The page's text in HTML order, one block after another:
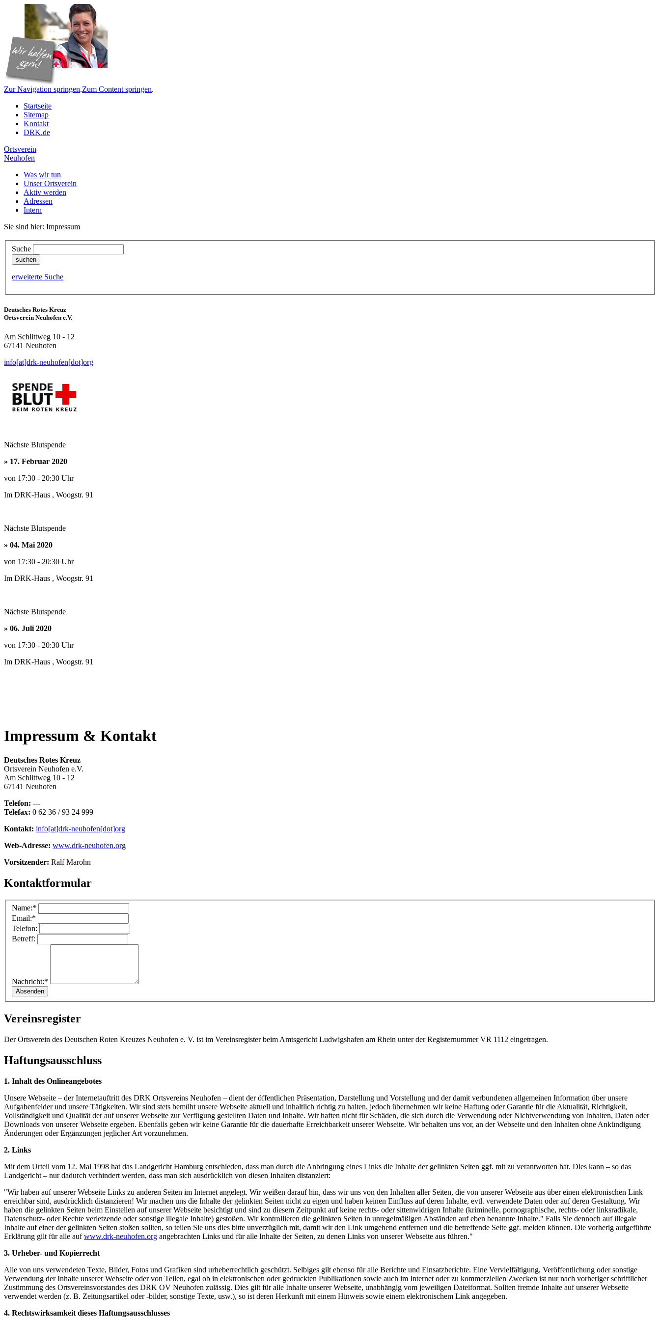
Zur Navigation springen.Zum Content springen.
Startseite
Sitemap
Kontakt
DRK.de
Ortsverein
Neuhofen
Was wir tun
Unser Ortsverein
Aktiv werden
Adressen
Intern
Sie sind hier: Impressum
Suche
erweiterte Suche
Deutsches Rotes Kreuz
Ortsverein Neuhofen e.V.
Am Schlittweg 10 - 12
67141 Neuhofen
info[at]drk-neuhofen[dot]org
Nächste Blutspende
» 17. Februar 2020
von 17:30 - 20:30 Uhr
Im DRK-Haus , Woogstr. 91
Nächste Blutspende
» 04. Mai 2020
von 17:30 - 20:30 Uhr
Im DRK-Haus , Woogstr. 91
Nächste Blutspende
» 06. Juli 2020
von 17:30 - 20:30 Uhr
Im DRK-Haus , Woogstr. 91
Impressum & Kontakt
Deutsches Rotes Kreuz
Ortsverein Neuhofen e.V.
Am Schlittweg 10 - 12
67141 Neuhofen
Telefon: ---
Telefax: 0 62 36 / 93 24 999
Kontakt: info[at]drk-neuhofen[dot]org
Web-Adresse: www.drk-neuhofen.org
Vorsitzender: Ralf Marohn
Kontaktformular
Name:*
Email:*
Telefon:
Betreff:
Nachricht:*
Vereinsregister
Der Ortsverein des Deutschen Roten Kreuzes Neuhofen e. V. ist im Vereinsregister beim Amtsgericht Ludwigshafen am Rhein unter der Registernummer VR 1112 eingetragen.
Haftungsausschluss
1. Inhalt des Onlineangebotes
Unsere Webseite – der Internetauftritt des DRK Ortsvereins Neuhofen – dient der öffentlichen Präsentation, Darstellung und Vorstellung und der damit verbundenen allgemeinen Information über unsere
Aufgabenfelder und unsere Tätigkeiten. Wir sind stets bemüht unsere Webseite aktuell und inhaltlich richtig zu halten, jedoch übernehmen wir keine Haftung oder Garantie für die Aktualität, Richtigkeit,
Vollständigkeit und Qualität der auf unserer Webseite zur Verfügung gestellten Daten und Inhalte. Wir haften nicht für Schäden, die sich durch die Verwendung oder Nichtverwendung von Inhalten, Daten oder
Downloads von unserer Webseite ergeben. Ebenfalls geben wir keine Garantie für die dauerhafte Erreichbarkeit unserer Webseite. Wir behalten uns vor, an der Webseite und den Inhalten ohne Ankündigung
Änderungen oder Ergänzungen jeglicher Art vorzunehmen.
2. Links
Mit dem Urteil vom 12. Mai 1998 hat das Landgericht Hamburg entschieden, dass man durch die Anbringung eines Links die Inhalte der gelinkten Seiten ggf. mit zu verantworten hat. Dies kann – so das
Landgericht – nur dadurch verhindert werden, dass man sich ausdrücklich von diesen Inhalten distanziert:
"Wir haben auf unserer Webseite Links zu anderen Seiten im Internet angelegt. Wir weißen darauf hin, dass wir uns von den Inhalten aller Seiten, die von unserer Webseite aus über einen elektronischen Link
erreichbar sind, ausdrücklich distanzieren! Wir machen uns die Inhalte der gelinkten Seiten nicht zu eigen und haben keinen Einfluss auf deren Inhalte, evtl. verwendete Daten oder auf deren Gestaltung. Wir
haben die gelinkten Seiten beim Einstellen auf unserer Webseite besichtigt und sind zu diesem Zeitpunkt auf keine rechts- oder sittenwidrigen Inhalte (kriminelle, pornographische, rechts- oder linksradikale,
Datenschutz- oder Rechte verletzende oder sonstige illegale Inhalte) gestoßen. Wir kontrollieren die gelinkten Seiten in unregelmäßigen Abständen auf eben benannte Inhalte." Falls Sie dennoch auf illegale
Inhalte auf einer der gelinkten Seiten stoßen sollten, so teilen Sie uns dies bitte unverzüglich mit, damit wir den Link umgehend entfernen und die betreffende Seite ggf. melden können. Die vorherig aufgeführte
Erklärung gilt für alle aufwww.drk-neuhofen.org angebrachten Links und für alle Inhalte der Seiten, zu denen Links von unserer Webseite aus führen."
3. Urheber- und Kopierrecht
Alle von uns verwendeten Texte, Bilder, Fotos und Grafiken sind urheberrechtlich geschützt. Selbiges gilt ebenso für alle Berichte und Einsatzberichte. Eine Vervielfältigung, Veröffentlichung oder sonstige
Verwendung der Inhalte unserer Webseite oder von Teilen, egal ob in elektronischen oder gedruckten Publikationen sowie auch im Internet oder zu kommerziellen Zwecken ist nur nach vorheriger schriftlicher
Zustimmung des Ortsvereinsvorstandes des DRK OV Neuhofen zulässig. Dies gilt für alle Inhalte unserer Webseite, unabhängig vom jeweiligen Dateiformat. Sollten fremde Inhalte auf unserer Webseite
verwendet werden (z. B. Zeitungsartikel oder -bilder, sonstige Texte, usw.), so ist deren Herkunft mit einem Hinweis sowie einem elektronischem Link angegeben.
4. Rechtswirksamkeit dieses Haftungsausschlusses